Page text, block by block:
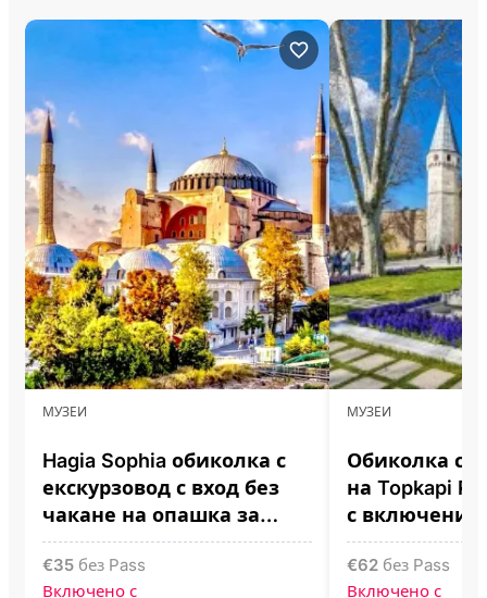
МУЗЕИ
Hagia Sophia обиколка с
екскурзовод с вход без
чакане на опашка за
билети
€35 без Pass
Включено с
МУЗЕИ
Обиколка с
на Topkapi
с включени
билети
€62 без Pass
Включено с